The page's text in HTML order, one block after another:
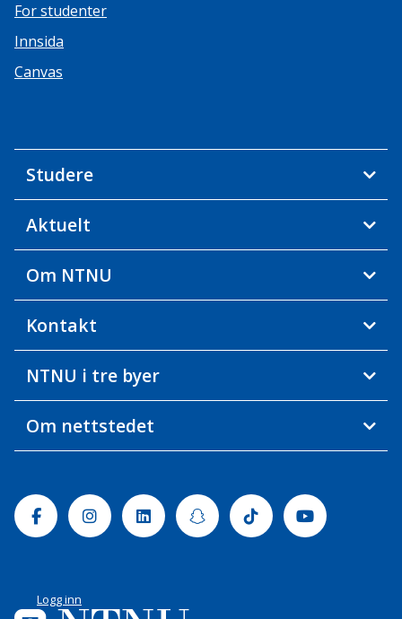
For studenter
Innsida
Canvas
Studere
Aktuelt
Om NTNU
Kontakt
NTNU i tre byer
Om nettstedet
FacebookInstagramLinkedinSnapchatTiktok Youtube
Logg inn